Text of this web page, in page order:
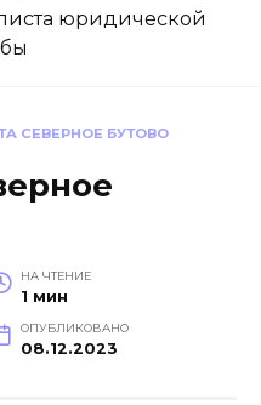
юридической
СЕВЕРНОЕ БУТОВО
НА ЧТЕНИЕ
1 мин
ОПУБЛИКОВАНО
08.12.2023